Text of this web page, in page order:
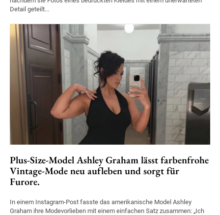
Detail geteilt...
Plus-Size-Model Ashley Graham lässt farbenfrohe
Vintage-Mode neu aufleben und sorgt für
Furore.
In einem Instagram-Post fasste das amerikanische Model Ashley
Graham ihre Modevorlieben mit einem einfachen Satz zusammen: „Ich